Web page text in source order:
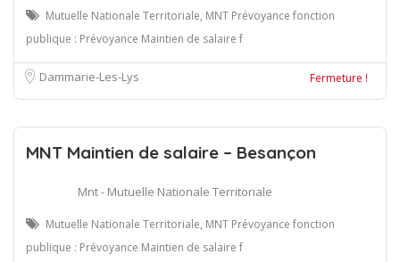
Mutuelle Nationale Territoriale, MNT Prévoyance fonction
publique : Prévoyance Maintien de salaire f
Dammarie-Les-Lys Fermeture !
MNT Maintien de salaire – Besançon
Mnt - Mutuelle Nationale Territoriale
Mutuelle Nationale Territoriale, MNT Prévoyance fonction
publique : Prévoyance Maintien de salaire f